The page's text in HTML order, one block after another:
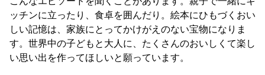
ッチンに立ったり、食卓を囲んだり。絵本にひもづくおい
しい記憶は、家族にとってかけがえのない宝物になりま
す。世界中の子どもと大人に、たくさんのおいしくて楽し
い思い出を作ってほしいと願っています。